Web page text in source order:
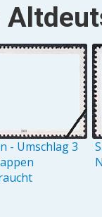
- Umschlag 3